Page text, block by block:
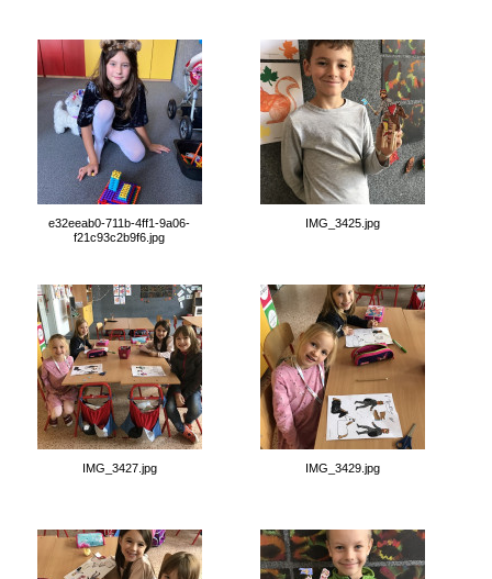
e32eeab0-711b-4ff1-9a06-
f21c93c2b9f6.jpg
IMG_3425.jpg
IMG_3427.jpg IMG_3429.jpg